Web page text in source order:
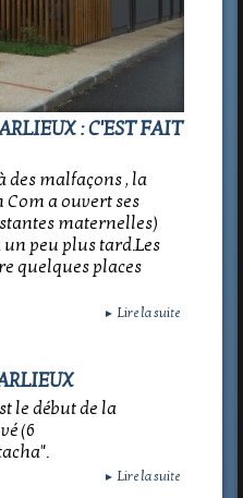
: C'EST FAIT
des malfaçons , la
a ouvert ses
maternelles)
peu plus tard.Les
quelques places
► Lire la suite
le début de la
(6
► Lire la suite